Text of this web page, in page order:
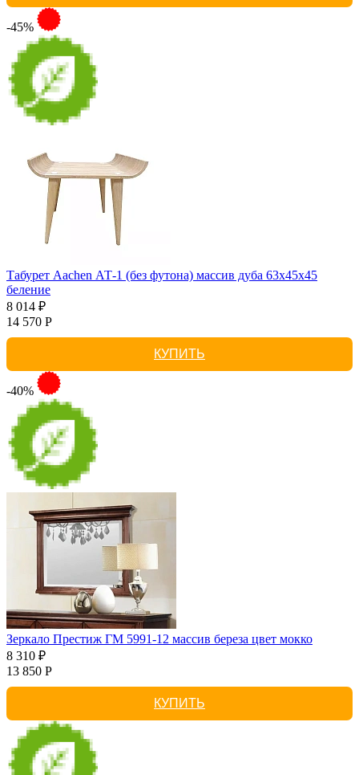
-45%
Табурет Aachen АТ-1 (без футона) массив дуба 63х45х45
беление
8 014 ₽
14 570 Р
КУПИТЬ
-40%
Зеркало Престиж ГМ 5991-12 массив береза цвет мокко
8 310 ₽
13 850 Р
КУПИТЬ